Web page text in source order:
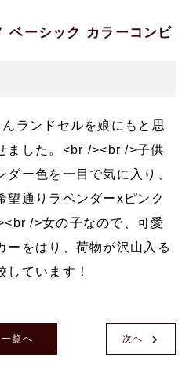
ベーシック カラーコンビ
ランドセルを娘にもと思
ました。<br /><br />子供
ダー色を一目で気に入り、
望通りラベンダーxピンク
/>女の子なので、可愛
ーをはり、荷物が沢山入る
しています！
次へ
一覧へ